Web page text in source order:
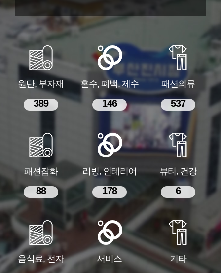
원단, 부자재
389
혼수, 폐백, 제수
146
패션의류
537
패션잡화
88
리빙, 인테리어
178
뷰티, 건강
6
음식료, 전자 서비스 기타